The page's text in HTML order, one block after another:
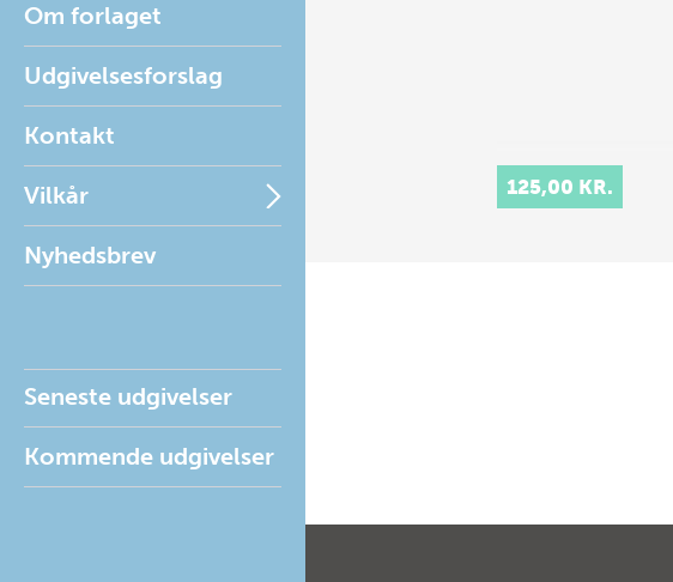
Om forlaget
Udgivelsesforslag
Kontakt
Vilkår
Nyhedsbrev
Seneste udgivelser
Kommende udgivelser
125,00 KR.